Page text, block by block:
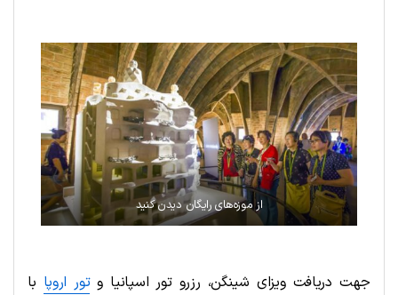
از موزه‌های رایگان دیدن کنید
جهت دریافت ویزای شینگن، رزرو تور اسپانیا وتور اروپا با